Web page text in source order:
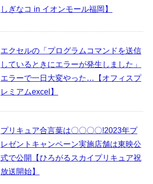
しぎなコ in イオンモール福岡】
エクセルの「プログラムコマンドを送信
しているときにエラーが発生しました」
エラーで一日大変やった…【オフィスプ
レミアムexcel】
プリキュア合言葉は〇〇〇〇!2023年プ
レゼントキャンペーン実施店舗は東映公
式で公開【ひろがるスカイプリキュア祝
放送開始】